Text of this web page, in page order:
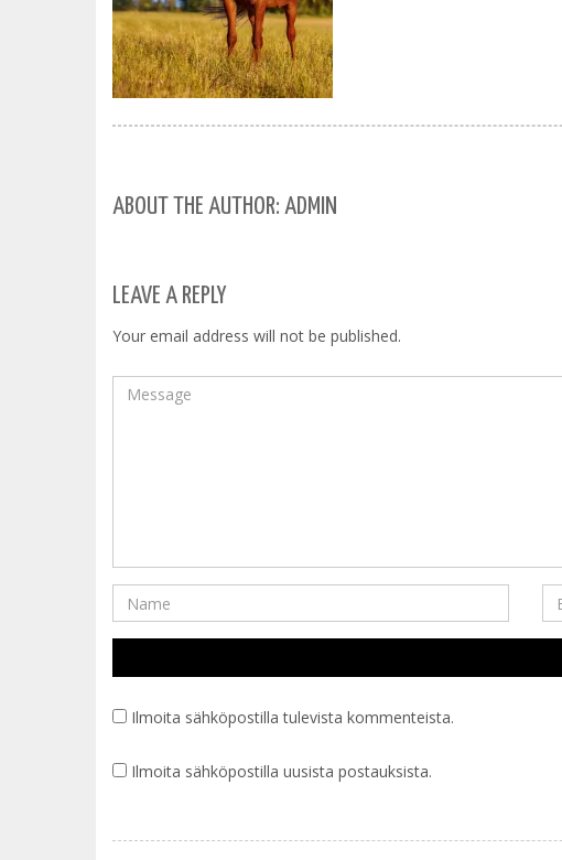
ABOUT THE AUTHOR: ADMIN
LEAVE A REPLY
Your email address will not be published.
Ilmoita sähköpostilla tulevista kommenteista.
Ilmoita sähköpostilla uusista postauksista.